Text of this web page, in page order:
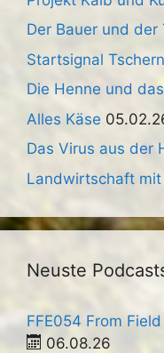
Der Bauer und der
Startsignal
Die Henne und
Alles Käse
Das Virus aus der
Landwirtschaft mit
Neuste
FFE054 From
06.08.26